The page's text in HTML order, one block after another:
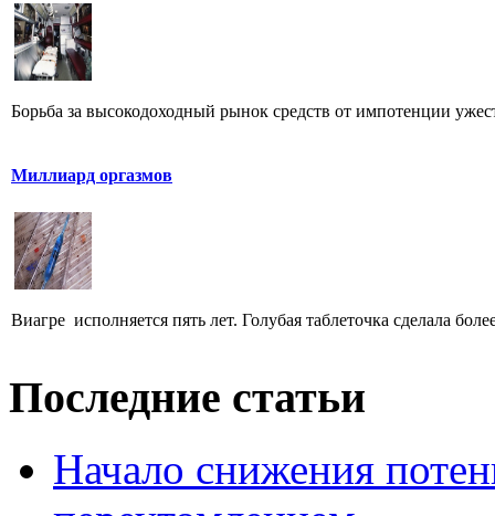
Борьба за высокодоходный рынок средств от импотенции
Миллиард оргазмов
Виагре исполняется пять лет. Голубая таблеточка сделала
Последние статьи
Начало снижения